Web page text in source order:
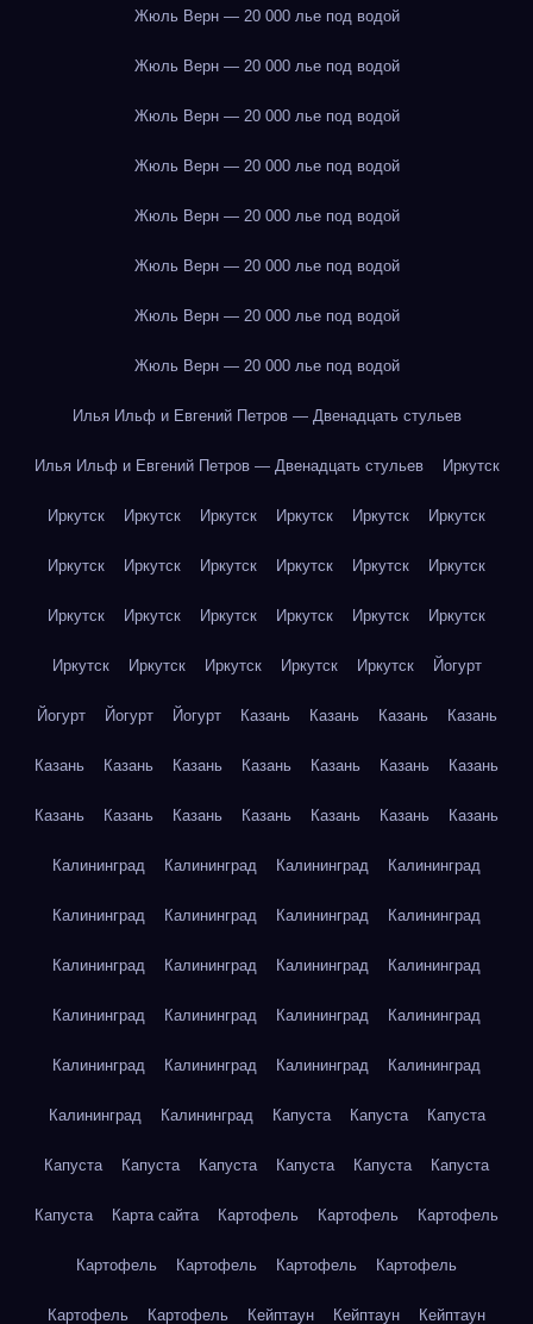
Жюль Верн — 20 000 лье под водой
Жюль Верн — 20 000 лье под водой
Жюль Верн — 20 000 лье под водой
Жюль Верн — 20 000 лье под водой
Жюль Верн — 20 000 лье под водой
Жюль Верн — 20 000 лье под водой
Жюль Верн — 20 000 лье под водой
Жюль Верн — 20 000 лье под водой
Илья Ильф и Евгений Петров — Двенадцать стульев
Илья Ильф и Евгений Петров — Двенадцать стульев Иркутск
Иркутск Иркутск Иркутск Иркутск Иркутск Иркутск
Иркутск Иркутск Иркутск Иркутск Иркутск Иркутск
Иркутск Иркутск Иркутск Иркутск Иркутск Иркутск
Иркутск Иркутск Иркутск Иркутск Иркутск Йогурт
Йогурт Йогурт Йогурт Казань Казань Казань Казань
Казань Казань Казань Казань Казань Казань Казань
Казань Казань Казань Казань Казань Казань Казань
Калининград Калининград Калининград Калининград
Калининград Калининград Калининград Калининград
Калининград Калининград Калининград Калининград
Калининград Калининград Калининград Калининград
Калининград Калининград Калининград Калининград
Калининград Калининград Капуста Капуста Капуста
Капуста Капуста Капуста Капуста Капуста Капуста
Капуста Карта сайта Картофель Картофель Картофель
Картофель Картофель Картофель Картофель
Картофель Картофель Кейптаун Кейптаун Кейптаун